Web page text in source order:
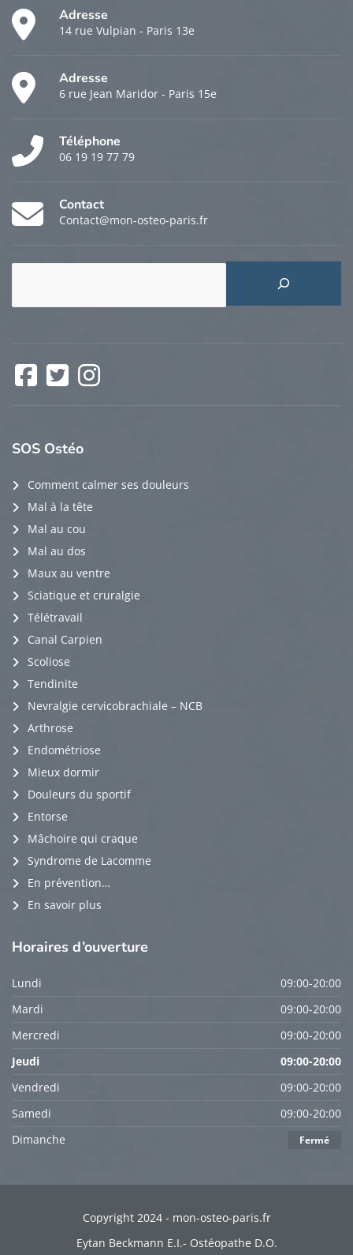
Adresse
14 rue Vulpian - Paris 13e
Adresse
6 rue Jean Maridor - Paris 15e
Téléphone
06 19 19 77 79
Contact
Contact@mon-osteo-paris.fr
Facebook
SOS Ostéo
Comment calmer ses douleurs
Mal à la tête
Mal au cou
Mal au dos
Maux au ventre
Sciatique et cruralgie
Télétravail
Canal Carpien
Scoliose
Tendinite
Nevralgie cervicobrachiale – NCB
Arthrose
Endométriose
Mieux dormir
Douleurs du sportif
Entorse
Mâchoire qui craque
Syndrome de Lacomme
En prévention…
En savoir plus
Horaires d’ouverture
Lundi
09:00-20:00
Mardi
09:00-20:00
Mercredi
09:00-20:00
Jeudi
09:00-20:00
Vendredi
09:00-20:00
Samedi
09:00-20:00
Dimanche
Fermé
Copyright 2024 - mon-osteo-paris.fr
Eytan Beckmann E.I.- Ostéopathe D.O.